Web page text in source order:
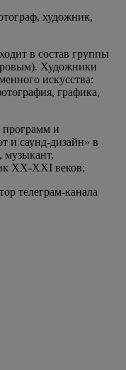
художник,
в состав группы
Художники
искусства:
графика,
и
и саунд-дизайн» в
XX-XXI веков;
телеграм-канала